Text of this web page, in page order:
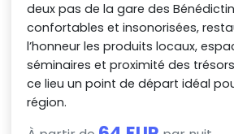
deux pas de la gare des
confortables et insonorisées,
l’honneur les produits locaux,
séminaires et proximité des
ce lieu un point de départ idéal
région.